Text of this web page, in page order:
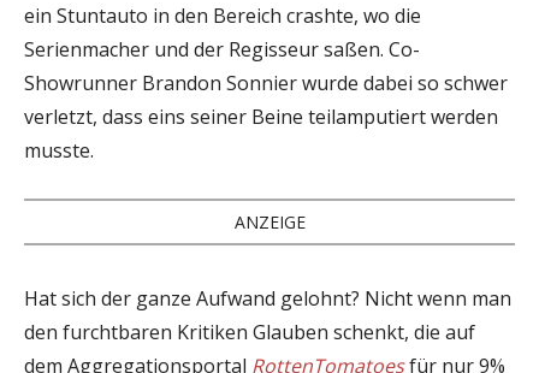
ein Stuntauto in den Bereich crashte, wo die
Serienmacher und der Regisseur saßen. Co-
Showrunner Brandon Sonnier wurde dabei so schwer
verletzt, dass eins seiner Beine teilamputiert werden
musste.
ANZEIGE
Hat sich der ganze Aufwand gelohnt? Nicht wenn man
den furchtbaren Kritiken Glauben schenkt, die auf
dem Aggregationsportal RottenTomatoesfür nur9%